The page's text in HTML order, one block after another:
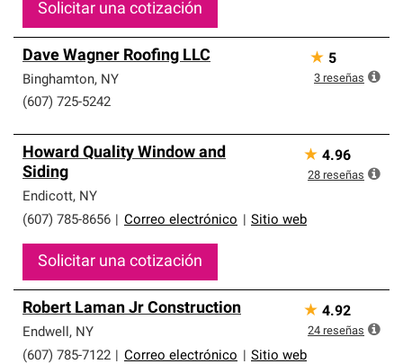
Solicitar una cotización
Dave Wagner Roofing LLC
Binghamton, NY
(607) 725-5242
★ 5
3 reseñas
Howard Quality Window and
Siding
Endicott, NY
(607) 785-8656
Correo electrónico Sitio web
Solicitar una cotización
★ 4.96
28 reseñas
Robert Laman Jr Construction
Endwell, NY
(607) 785-7122
Correo electrónico Sitio web
★ 4.92
24 reseñas